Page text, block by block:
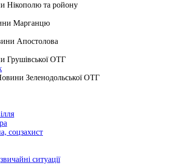
Нікополю та ройону
Марганцю
Апостолова
Грушівської ОТГ
Зеленодольської ОТГ
соцзахист
ситуації